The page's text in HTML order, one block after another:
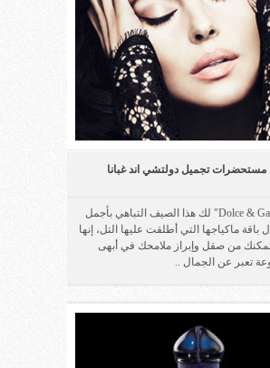
مستحضرات تجميل دولتشي اند غبانا
تضمن "Dolce & Gabbana" لك هذا الصيف التباهي بأجمل
باقة ماكياجها التي أطلقت عليها التل، إنها
من صقل وإبراز ملامحك في أبهى
تعبر عن الجمال ..